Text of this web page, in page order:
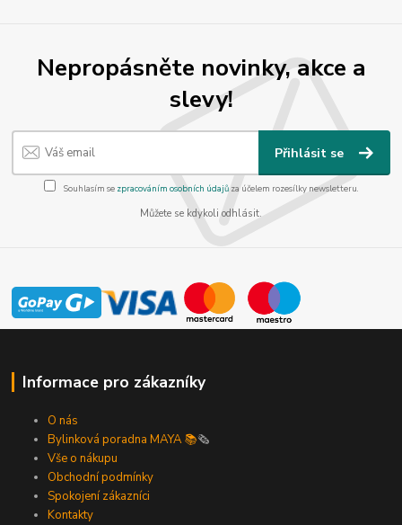
Nepropásněte novinky, akce a
slevy!
Přihlásit se
Souhlasím se zpracováním osobních údajůza účelem rozesílky newsletteru.
Můžete se kdykoli odhlásit.
Informace pro zákazníky
O nás
Bylinková poradna MAYA 📚🗞️
Vše o nákupu
Obchodní podmínky
Spokojení zákazníci
Kontakty